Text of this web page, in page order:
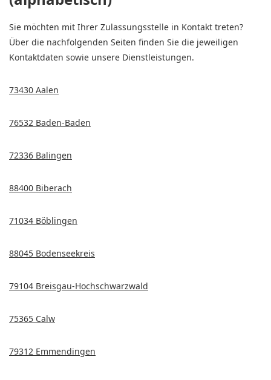
Sie möchten mit Ihrer Zulassungsstelle in Kontakt treten?
Über die nachfolgenden Seiten finden Sie die jeweiligen
Kontaktdaten sowie unsere Dienstleistungen.
73430 Aalen
76532 Baden-Baden
72336 Balingen
88400 Biberach
71034 Böblingen
88045 Bodenseekreis
79104 Breisgau-Hochschwarzwald
75365 Calw
79312 Emmendingen